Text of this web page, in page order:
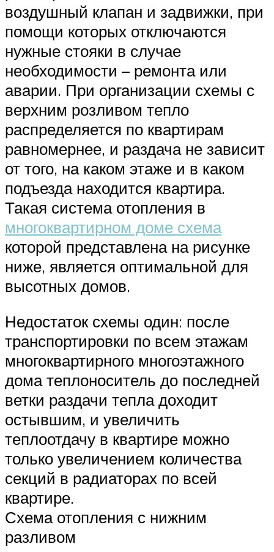
воздушный клапан и задвижки, при
помощи которых отключаются
нужные стояки в случае
необходимости – ремонта или
аварии. При организации схемы с
верхним розливом тепло
распределяется по квартирам
равномернее, и раздача не зависит
от того, на каком этаже и в каком
подъезда находится квартира.
Такая система отопления в
многоквартирном доме схема
которой представлена на рисунке
ниже, является оптимальной для
высотных домов.
Недостаток схемы один: после
транспортировки по всем этажам
многоквартирного многоэтажного
дома теплоноситель до последней
ветки раздачи тепла доходит
остывшим, и увеличить
теплоотдачу в квартире можно
только увеличением количества
секций в радиаторах по всей
квартире.
Схема отопления с нижним
разливом